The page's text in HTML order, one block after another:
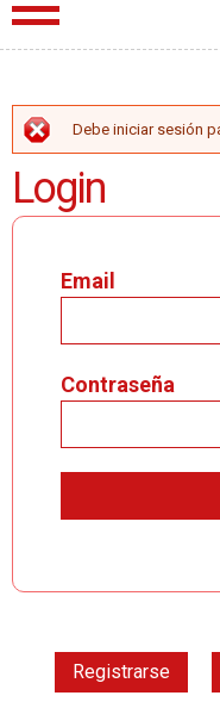
MENSAJE
Debe iniciar sesión
Login
Email
Contraseña
Registrarse